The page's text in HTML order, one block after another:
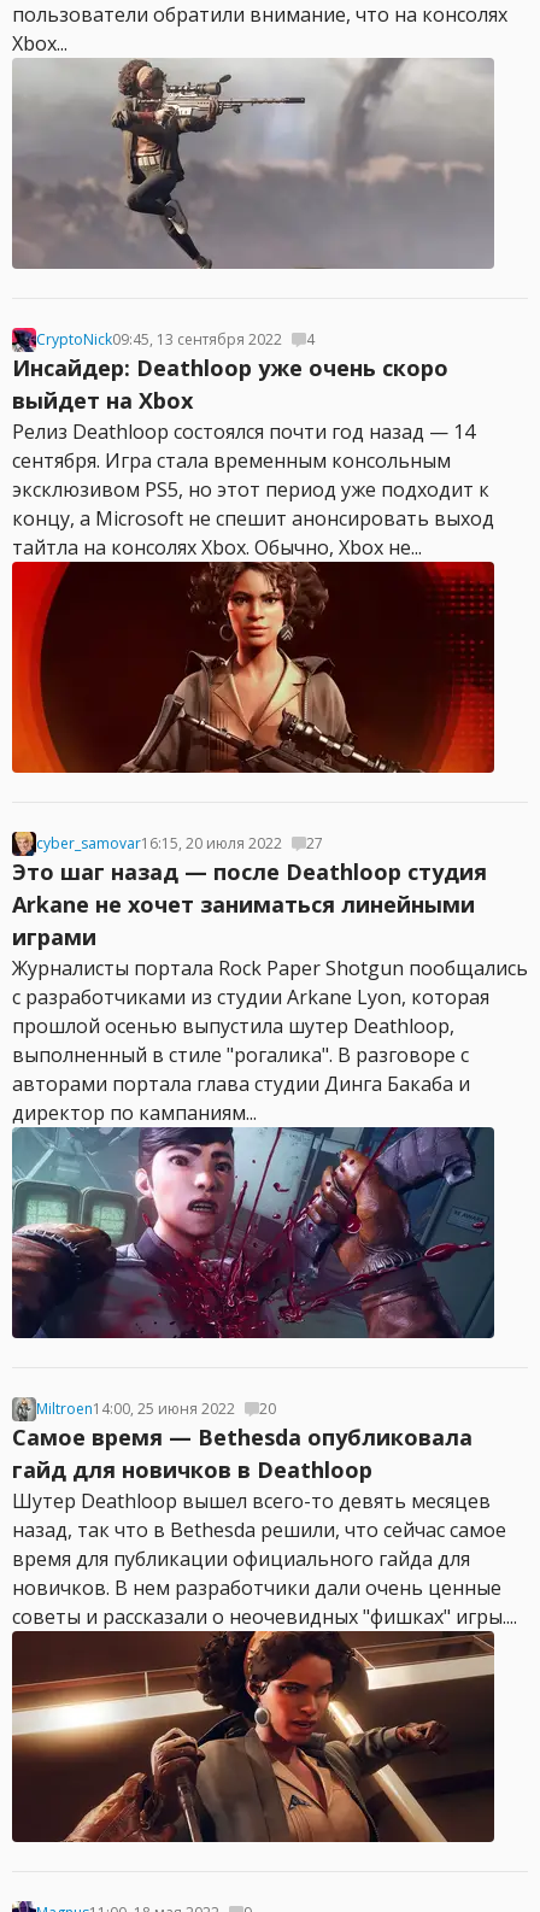
пользователи обратили внимание, что на консолях
Xbox...
CryptoNick09:45, 13 сентября 2022 4
Инсайдер: Deathloop уже очень скоро
выйдет на Xbox
Релиз Deathloop состоялся почти год назад — 14
сентября. Игра стала временным консольным
эксклюзивом PS5, но этот период уже подходит к
концу, а Microsoft не спешит анонсировать выход
тайтла на консолях Xbox. Обычно, Xbox не...
cyber_samovar16:15, 20 июля 2022 27
Это шаг назад — после Deathloop студия
Arkane не хочет заниматься линейными
играми
Журналисты портала Rock Paper Shotgun пообщались
с разработчиками из студии Arkane Lyon, которая
прошлой осенью выпустила шутер Deathloop,
выполненный в стиле "рогалика". В разговоре с
авторами портала глава студии Динга Бакаба и
директор по кампаниям...
Miltroen14:00, 25 июня 2022 20
Самое время — Bethesda опубликовала
гайд для новичков в Deathloop
Шутер Deathloop вышел всего-то девять месяцев
назад, так что в Bethesda решили, что сейчас самое
время для публикации официального гайда для
новичков. В нем разработчики дали очень ценные
советы и рассказали о неочевидных "фишках" игры....